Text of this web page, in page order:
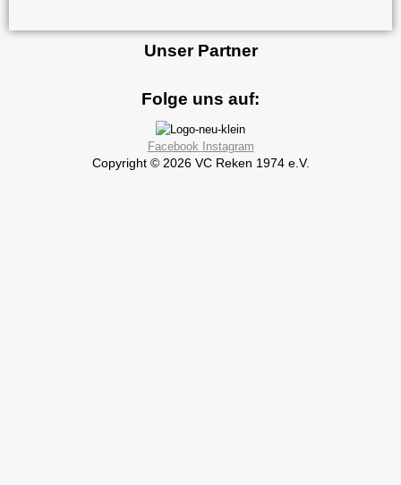
Unser Partner
Folge uns auf:
Facebook Instagram
Copyright © 2026 VC Reken 1974 e.V.